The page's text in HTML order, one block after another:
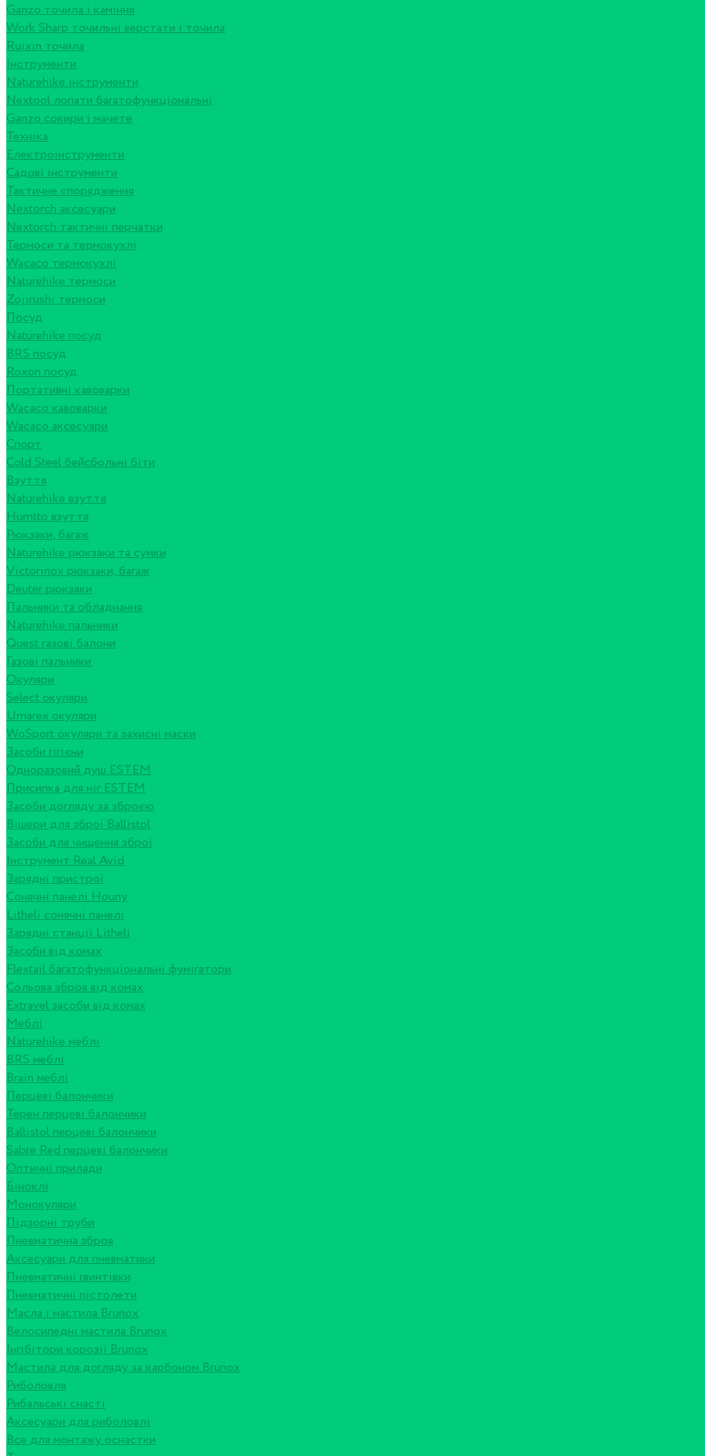
Ganzo точила і каміння
Work Sharp точильні верстати і точила
Ruixin точила
Інструменти
Naturehike інструменти
Nextool лопати багатофункціональні
Ganzo сокири і мачете
Техніка
Електроінструменти
Садові інструменти
Тактичне спорядження
Nextorch аксесуари
Nextorch тактичні перчатки
Термоси та термокухлі
Wacaco термокухлі
Naturehike термоси
Zojirushi термоси
Посуд
Naturehike посуд
BRS посуд
Roxon посуд
Портативні кавоварки
Wacaco кавоварки
Wacaco аксесуари
Спорт
Cold Steel бейсбольні біти
Взуття
Naturehike взуття
Humtto взуття
Рюкзаки, багаж
Naturehike рюкзаки та сумки
Victorinox рюкзаки, багаж
Deuter рюкзаки
Пальники та обладнання
Naturehike пальники
Quest газові балони
Газові пальники
Окуляри
Select окуляри
Umarex окуляри
WoSport окуляри та захисні маски
Засоби гігієни
Одноразовий душ ESTEM
Присипка для ніг ESTEM
Засоби догляду за зброєю
Вішери для зброї Ballistol
Засоби для чищення зброї
Інструмент Real Avid
Зарядні пристрої
Сонячні панелі Houny
Litheli сонячні панелі
Зарядні станції Litheli
Засоби від комах
Flextail багатофункціональні фумігатори
Сольова зброя від комах
Extravel засоби від комах
Меблі
Naturehike меблі
BRS меблі
Brain меблі
Перцеві балончики
Терен перцеві балончики
Ballistol перцеві балончики
Sabre Red перцеві балончики
Оптичні прилади
Біноклі
Монокуляри
Підзорні труби
Пневматична зброя
Аксесуари для пневматики
Пневматичні гвинтівки
Пневматичні пістолети
Масла і мастила Brunox
Велосипедні мастила Brunox
Інгібітори корозії Brunox
Мастила для догляду за карбоном Brunox
Риболовля
Рибальські снасті
Аксесуари для риболовлі
Все для монтажу оснастки